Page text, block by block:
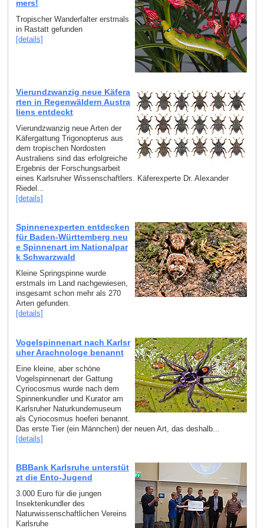
mers!
Tropischer Wanderfalter erstmals
in Rastatt gefunden
[details]
Vierundzwanzig neue Käfera
rten in Regenwäldern Austra
liens entdeckt
Vierundzwanzig neue Arten der
Käfergattung Trigonopterus aus
dem tropischen Nordosten
Australiens sind das erfolgreiche
Ergebnis der Forschungsarbeit
eines Karlsruher Wissenschaftlers. Käferexperte Dr. Alexander
Riedel...
[details]
Spinnenexperten entdecken
für Baden-Württemberg neu
e Spinnenart im Nationalpar
k Schwarzwald
Kleine Springspinne wurde
erstmals im Land nachgewiesen,
insgesamt schon mehr als 270
Arten gefunden.
[details]
Vogelspinnenart nach Karlsr
uher Arachnologe benannt
Eine kleine, aber schöne
Vogelspinnenart der Gattung
Cyriocosmus wurde nach dem
Spinnenkundler und Kurator am
Karlsruher Naturkundemuseum
als Cyriocosmus hoeferi benannt.
Das erste Tier (ein Männchen) der neuen Art, das deshalb...
[details]
BBBank Karlsruhe unterstüt
zt die Ento-Jugend
3.000 Euro für die jungen
Insektenkundler des
Naturwissenschaftlichen Vereins
Karlsruhe